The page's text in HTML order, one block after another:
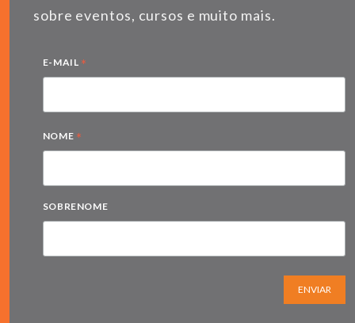
sobre eventos, cursos e muito mais.
E-MAIL *
NOME *
SOBRENOME
ENVIAR